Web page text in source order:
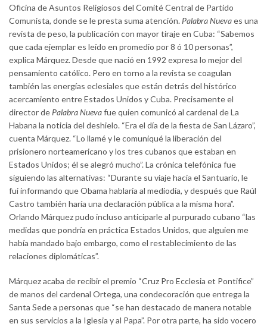
Oficina de Asuntos Religiosos del Comité Central de Partido
Comunista, donde se le presta suma atención. Palabra Nuevaes una
revista de peso, la publicación con mayor tiraje en Cuba: “Sabemos
que cada ejemplar es leído en promedio por 8 ó 10 personas”,
explica Márquez. Desde que nació en 1992 expresa lo mejor del
pensamiento católico. Pero en torno a la revista se coagulan
también las energías eclesiales que están detrás del histórico
acercamiento entre Estados Unidos y Cuba. Precisamente el
director de Palabra Nuevafue quien comunicó al cardenal de La
Habana la noticia del deshielo. “Era el día de la fiesta de San Lázaro”,
cuenta Márquez. “Lo llamé y le comuniqué la liberación del
prisionero norteamericano y los tres cubanos que estaban en
Estados Unidos; él se alegró mucho”. La crónica telefónica fue
siguiendo las alternativas: “Durante su viaje hacia el Santuario, le
fui informando que Obama hablaría al mediodía, y después que Raúl
Castro también haría una declaración pública a la misma hora”.
Orlando Márquez pudo incluso anticiparle al purpurado cubano “las
medidas que pondría en práctica Estados Unidos, que alguien me
había mandado bajo embargo, como el restablecimiento de las
relaciones diplomáticas”.
Márquez acaba de recibir el premio “Cruz Pro Ecclesia et Pontifice”
de manos del cardenal Ortega, una condecoración que entrega la
Santa Sede a personas que “se han destacado de manera notable
en sus servicios a la Iglesia y al Papa”. Por otra parte, ha sido vocero